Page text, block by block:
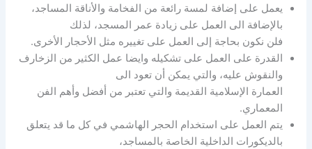
يعمل على إضافة لمسة رائعة من الفخامة والأناقة المساجد،
بالإضافة الى العمل على زيادة عمر المسجد، لذلك
فلن نكون بحاجة إلى العمل على تغييره مثل الأحجار الأخرى.
القدرة على العمل على تشكيله وايضا عمل الكثير من الزخارف
والنقوش عليه، والتي يمكن أن تعود الى
العمارة الإسلامية القديمة والتي تعتبر من أفضل وأهم الفن
المعماري.
يتم العمل على استخدام الحجر الهاشمي في كل ما قد يتعلق
بالديكورات الداخلية الخاصة بالمساجد،